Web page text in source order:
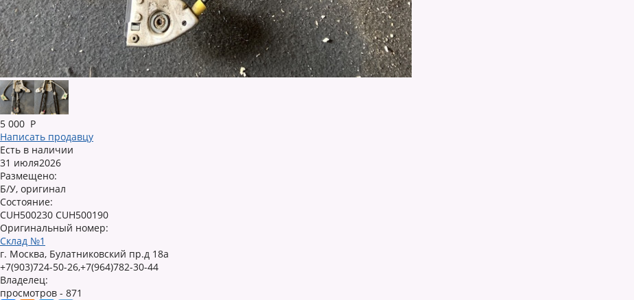
5 000 Р
Написать продавцу
Есть в наличии
31 июля2026
Размещено:
Б/У, оригинал
Состояние:
CUH500230 CUH500190
Оригинальный номер:
Склад №1
г. Москва, Булатниковский пр.д 18а
+7(903)724-50-26,+7(964)782-30-44
Владелец:
просмотров - 871